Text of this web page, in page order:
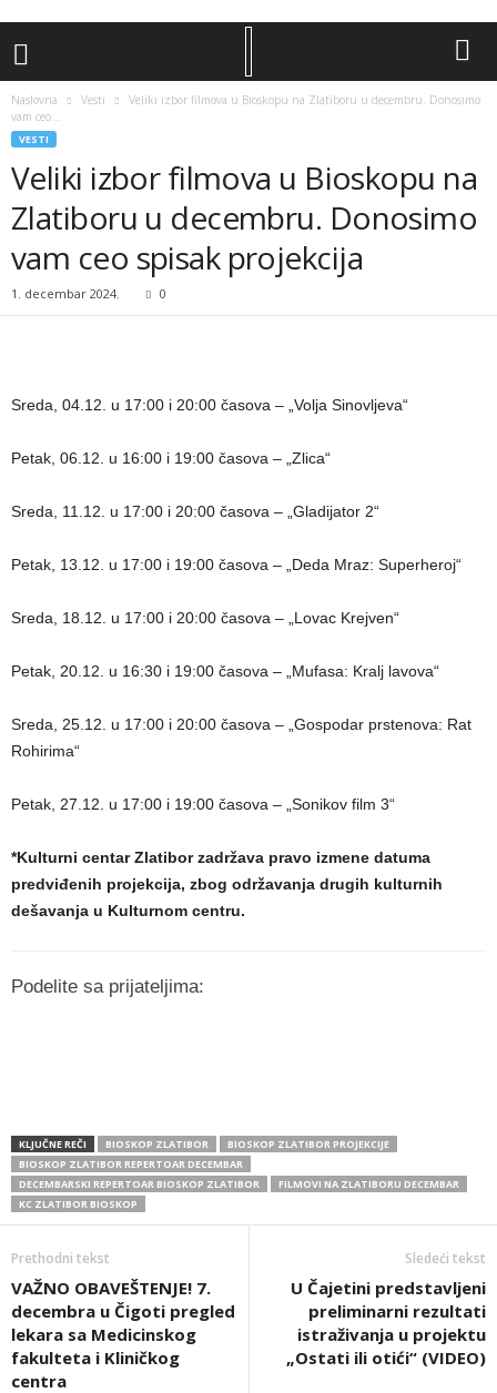
Naslovna Vesti
Veliki izbor filmova u Bioskopu na Zlatiboru u decembru. Donosimo
vam ceo...
VESTI
Veliki izbor filmova u Bioskopu na
Zlatiboru u decembru. Donosimo
vam ceo spisak projekcija
1. decembar 2024. 0
Sreda, 04.12. u 17:00 i 20:00 časova – „Volja Sinovljeva“
Petak, 06.12. u 16:00 i 19:00 časova – „Zlica“
Sreda, 11.12. u 17:00 i 20:00 časova – „Gladijator 2“
Petak, 13.12. u 17:00 i 19:00 časova – „Deda Mraz: Superheroj“
Sreda, 18.12. u 17:00 i 20:00 časova – „Lovac Krejven“
Petak, 20.12. u 16:30 i 19:00 časova – „Mufasa: Kralj lavova“
Sreda, 25.12. u 17:00 i 20:00 časova – „Gospodar prstenova: Rat
Rohirima“
Petak, 27.12. u 17:00 i 19:00 časova – „Sonikov film 3“
*Kulturni centar Zlatibor zadržava pravo izmene datuma
predviđenih projekcija, zbog održavanja drugih kulturnih
dešavanja u Kulturnom centru.
Podelite sa prijateljima:
KLJUČNE REČI BIOSKOP ZLATIBOR
BIOSKOP ZLATIBOR PROJEKCIJE
BIOSKOP ZLATIBOR REPERTOAR DECEMBAR
DECEMBARSKI REPERTOAR BIOSKOP ZLATIBOR
FILMOVI NA ZLATIBORU DECEMBAR
KC ZLATIBOR BIOSKOP
Prethodni tekst
VAŽNO OBAVEŠTENJE! 7.
decembra u Čigoti pregled
lekara sa Medicinskog
fakulteta i Kliničkog
centra
Sledeći tekst
U Čajetini predstavljeni
preliminarni rezultati
istraživanja u projektu
„Ostati ili otići“ (VIDEO)